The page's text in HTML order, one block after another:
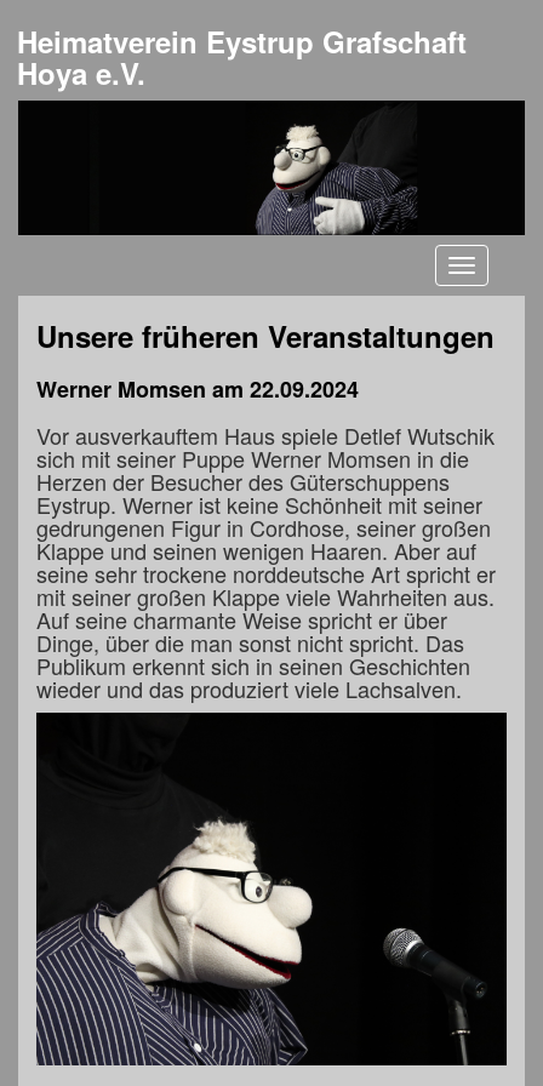
Heimatverein Eystrup Grafschaft
Hoya e.V.
Toggle
Unsere früheren Veranstaltungen
Werner Momsen am 22.09.2024
Vor ausverkauftem Haus spiele Detlef Wutschik
sich mit seiner Puppe Werner Momsen in die
Herzen der Besucher des Güterschuppens
Eystrup. Werner ist keine Schönheit mit seiner
gedrungenen Figur in Cordhose, seiner großen
Klappe und seinen wenigen Haaren. Aber auf
seine sehr trockene norddeutsche Art spricht er
mit seiner großen Klappe viele Wahrheiten aus.
Auf seine charmante Weise spricht er über
Dinge, über die man sonst nicht spricht. Das
Publikum erkennt sich in seinen Geschichten
wieder und das produziert viele Lachsalven.